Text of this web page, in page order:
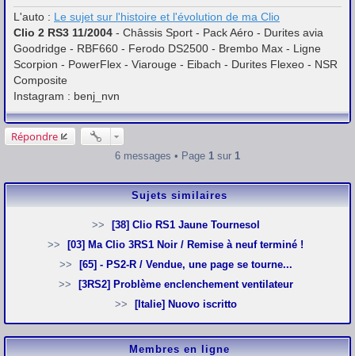
g
e
L'auto : Le sujet sur l'histoire et l'évolution de ma Clio
Clio 2 RS3 11/2004 - Châssis Sport - Pack Aéro - Durites avia
Goodridge - RBF660 - Ferodo DS2500 - Brembo Max - Ligne
Scorpion - PowerFlex - Viarouge - Eibach - Durites Flexeo - NSR
Composite
Instagram : benj_nvn
Répondre
6 messages • Page 1 sur 1
Sujets similaires
[38] Clio RS1 Jaune Tournesol
[03] Ma Clio 3RS1 Noir / Remise à neuf terminé !
[65] - PS2-R / Vendue, une page se tourne...
[3RS2] Problème enclenchement ventilateur
[Italie] Nuovo iscritto
Membres en ligne